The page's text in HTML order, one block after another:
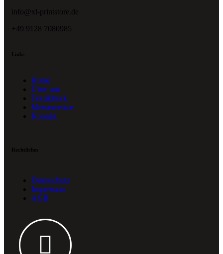
info@xl-printstore.de
+49 9128 7080985
Links
Home
Über uns
Textildruck
Messeservice
Kontakt
Rechtliches
Datenschutz
Impressum
AGB